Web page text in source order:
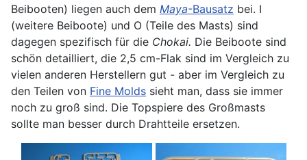
Beibooten) liegen auch dem Maya-Bausatz bei. I
(weitere Beiboote) und O (Teile des Masts) sind
dagegen spezifisch für die Chokai. Die Beiboote sind
schön detailliert, die 2,5 cm-Flak sind im Vergleich zu
vielen anderen Herstellern gut - aber im Vergleich zu
den Teilen von Fine Molds sieht man, dass sie immer
noch zu groß sind. Die Topspiere des Großmasts
sollte man besser durch Drahtteile ersetzen.